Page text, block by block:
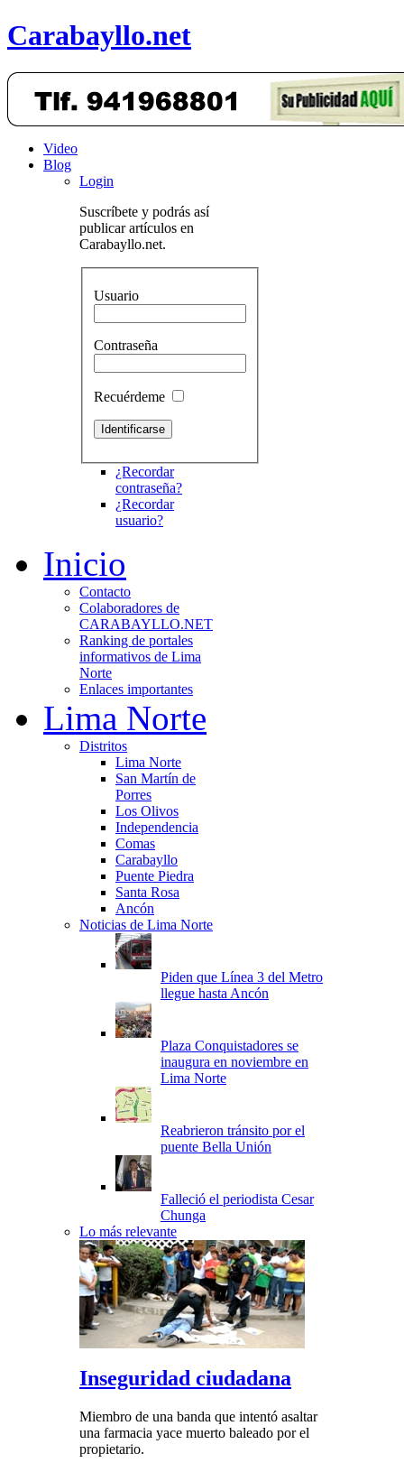
Carabayllo.net
Video
Blog
Login
Suscríbete y podrás así
publicar artículos en
Carabayllo.net.
Usuario
Contraseña
Recuérdeme
¿Recordar
contraseña?
¿Recordar
usuario?
Inicio
Contacto
Colaboradores de
CARABAYLLO.NET
Ranking de portales
informativos de Lima
Norte
Enlaces importantes
Lima Norte
Distritos
Lima Norte
San Martín de
Porres
Los Olivos
Independencia
Comas
Carabayllo
Puente Piedra
Santa Rosa
Ancón
Noticias de Lima Norte
Piden que Línea 3 del Metro
llegue hasta Ancón
Plaza Conquistadores se
inaugura en noviembre en
Lima Norte
Reabrieron tránsito por el
puente Bella Unión
Falleció el periodista Cesar
Chunga
Lo más relevante
Inseguridad ciudadana
Miembro de una banda que intentó asaltar
una farmacia yace muerto baleado por el
propietario.